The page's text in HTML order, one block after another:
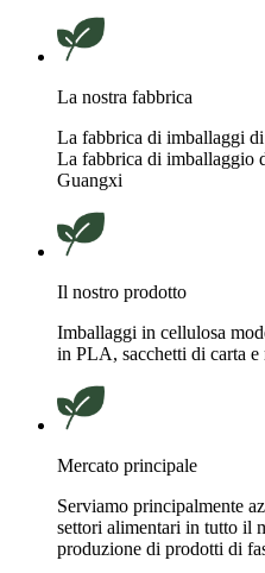
La nostra fabbrica
La fabbrica di imballaggi
La fabbrica di imballaggio
Guangxi
Il nostro prodotto
Imballaggi in cellulosa
in PLA, sacchetti di carta e
Mercato principale
Serviamo principalmente
settori alimentari in tutto il
produzione di prodotti di